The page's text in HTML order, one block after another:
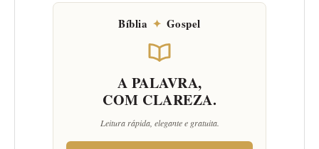
Bíblia ✦ Gospel
A PALAVRA,
COM CLAREZA.
Leitura rápida, elegante e gratuita.